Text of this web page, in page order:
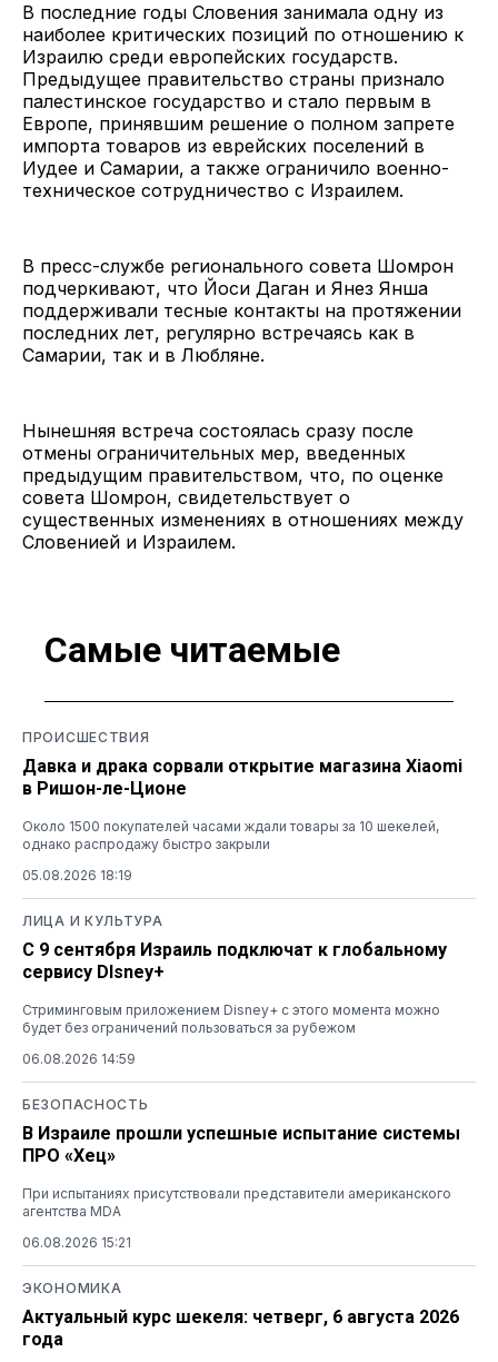
В последние годы Словения занимала одну из
наиболее критических позиций по отношению к
Израилю среди европейских государств.
Предыдущее правительство страны признало
палестинское государство и стало первым в
Европе, принявшим решение о полном запрете
импорта товаров из еврейских поселений в
Иудее и Самарии, а также ограничило военно-
техническое сотрудничество с Израилем.
В пресс-службе регионального совета Шомрон
подчеркивают, что Йоси Даган и Янез Янша
поддерживали тесные контакты на протяжении
последних лет, регулярно встречаясь как в
Самарии, так и в Любляне.
Нынешняя встреча состоялась сразу после
отмены ограничительных мер, введенных
предыдущим правительством, что, по оценке
совета Шомрон, свидетельствует о
существенных изменениях в отношениях между
Словенией и Израилем.
Самые читаемые
ПРОИСШЕСТВИЯ
Давка и драка сорвали открытие магазина Xiaomi
в Ришон-ле-Ционе
Около 1500 покупателей часами ждали товары за 10 шекелей,
однако распродажу быстро закрыли
05.08.2026 18:19
ЛИЦА И КУЛЬТУРА
С 9 сентября Израиль подключат к глобальному
сервису DIsney+
Стриминговым приложением Disney+ с этого момента можно
будет без ограничений пользоваться за рубежом
06.08.2026 14:59
БЕЗОПАСНОСТЬ
В Израиле прошли успешные испытание системы
ПРО «Хец»
При испытаниях присутствовали представители американского
агентства MDA
06.08.2026 15:21
ЭКОНОМИКА
Актуальный курс шекеля: четверг, 6 августа 2026
года